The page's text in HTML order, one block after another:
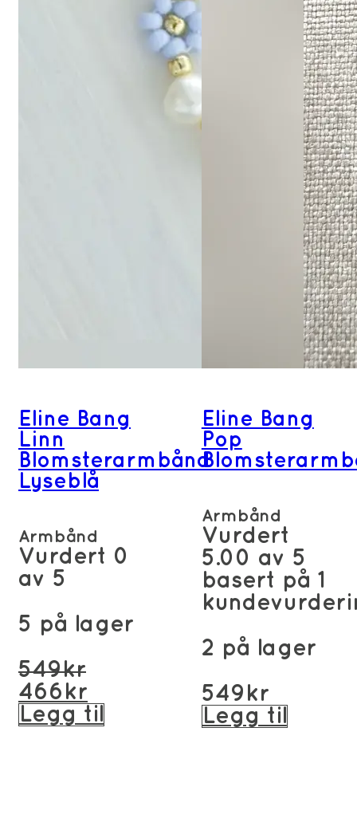
Eline Bang
Linn
Blomsterarmbånd
Lyseblå
Armbånd
Vurdert 0
av 5
5 på lager
549krOpprinnelig
pris
var:
466 kr Nåværende
pris
Legg til
Eline Bang
Pop
Armbånd
Vurdert
5.00 av 5
basert på 1
2 på lager
549 kr
Legg til